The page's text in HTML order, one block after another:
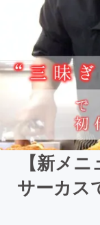
【新メ
サーカス